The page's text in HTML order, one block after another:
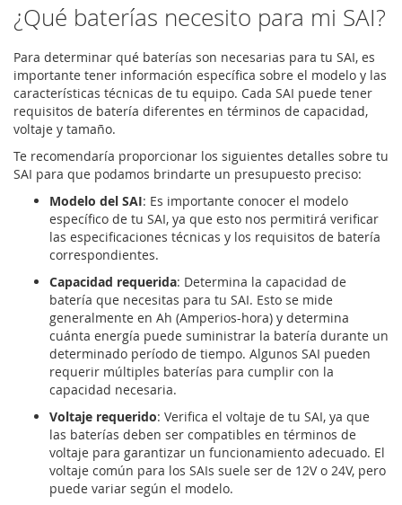
¿Qué baterías necesito para mi SAI?
Para determinar qué baterías son necesarias para tu SAI, es
importante tener información específica sobre el modelo y las
características técnicas de tu equipo. Cada SAI puede tener
requisitos de batería diferentes en términos de capacidad,
voltaje y tamaño.
Te recomendaría proporcionar los siguientes detalles sobre tu
SAI para que podamos brindarte un presupuesto preciso:
Modelo del SAI: Es importante conocer el modelo
específico de tu SAI, ya que esto nos permitirá verificar
las especificaciones técnicas y los requisitos de batería
correspondientes.
Capacidad requerida: Determina la capacidad de
batería que necesitas para tu SAI. Esto se mide
generalmente en Ah (Amperios-hora) y determina
cuánta energía puede suministrar la batería durante un
determinado período de tiempo. Algunos SAI pueden
requerir múltiples baterías para cumplir con la
capacidad necesaria.
Voltaje requerido: Verifica el voltaje de tu SAI, ya que
las baterías deben ser compatibles en términos de
voltaje para garantizar un funcionamiento adecuado. El
voltaje común para los SAIs suele ser de 12V o 24V, pero
puede variar según el modelo.